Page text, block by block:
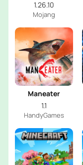
1.26.10
Mojang
Maneater
1.1
HandyGames